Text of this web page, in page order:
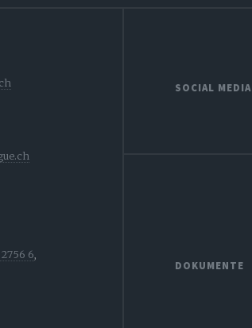
6
SOCIAL MEDIA
DOKUMENTE